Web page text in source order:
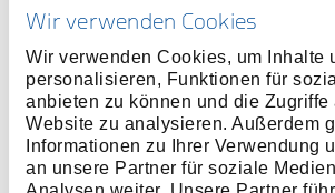
Wir verwenden Cookies
Wir verwenden Cookies, um Inhalte
personalisieren, Funktionen für
anbieten zu können und die Zugriffe
Website zu analysieren. Außerdem
Informationen zu Ihrer Verwendung
an unsere Partner für soziale
Produktlinie
Produktbeschreibung
Ausführung in Anlehnung an DIN
ISO 1085, ISO 10102
Mit flachen Köpfen
Blendfreie, mattierte Oberfläche